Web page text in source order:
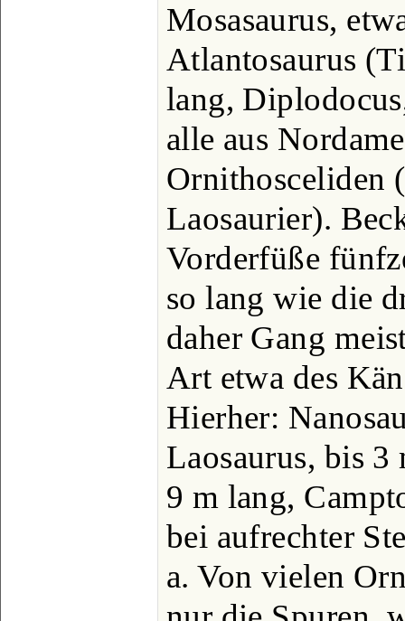
Mosasaurus,
Atlantosaurus
lang,
alle aus
Ornithosceliden
Laosaurier).
Vorderfüße
so lang wie die
daher Gang
Art etwa des
Hierher:
Laosaurus, bis
9 m lang,
bei aufrechter
a. Von vielen